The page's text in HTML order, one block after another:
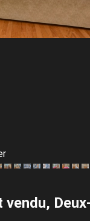
vendu,